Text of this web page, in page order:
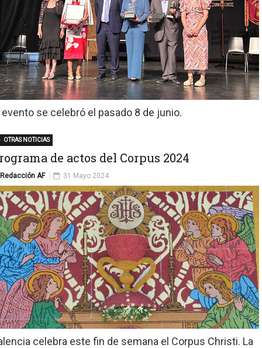
evento se celebró el pasado 8 de junio.
de actos del Corpus 2024
Redacción AF
OTRAS NOTICIAS
31 Mayo 2024
celebra este fin de semana el Corpus Christi. La